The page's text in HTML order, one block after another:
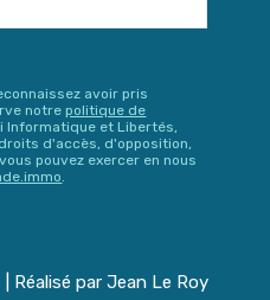
avoir pris
notre politique de
Informatique et Libertés,
d'accès, d'opposition,
pouvez exercer en nous
.
| Réalisé par Jean Le Roy